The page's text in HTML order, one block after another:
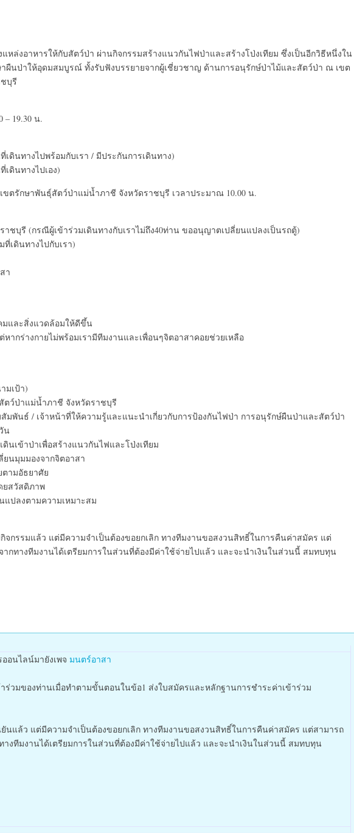
หล่งอาหารให้กับสัตว์ป่า ผ่านกิจกรรมสร้างแนวกันไฟป่าและสร้างโป่งเทียม ซึ่งเป็นอีกวิธีหนึ่งใน
ผืนป่าให้อุดมสมบูรณ์ ทั้งรับฟังบรรยายจากผู้เชี่ยวชาญ ด้านการอนุรักษ์ป่าไม้และสัตว์ป่า ณ เขต
บุรี
– 19.30 น.
ดินทางไปพร้อมกับเรา / มีประกันการเดินทาง)
ดินทางไปเอง)
ขตรักษาพันธุ์สัตว์ป่าแม่น้ำภาชี จังหวัดราชบุรี เวลาประมาณ 10.00 น.
าชบุรี (กรณีผู้เข้าร่วมเดินทางกับเราไม่ถึง40ท่าน ขออนุญาตเปลี่ยนแปลงเป็นรถตู้)
ที่เดินทางไปกับเรา)
า
มและสิ่งแวดล้อมให้ดีขึ้น
ากร่างกายไม่พร้อมเรามีทีมงานและเพื่อนๆจิตอาสาคอยช่วยเหลือ
มเป้า)
ตว์ป่าแม่น้ำภาชี จังหวัดราชบุรี
สัมพันธ์ / เจ้าหน้าที่ให้ความรู้และแนะนำเกี่ยวกับการป้องกันไฟป่า การอนุรักษ์ผืนป่าและสัตว์ป่า
น
ดินเข้าป่าเพื่อสร้างแนวกันไฟและโป่งเทียม
ยนมุมมองจากจิตอาสา
ตามอัธยาศัย
ยสวัสดิภาพ
แปลงตามความเหมาะสม
จกรรมแล้ว แต่มีความจำเป็นต้องขอยกเลิก ทางทีมงานขอสงวนสิทธิ์ในการคืนค่าสมัคร แต่
กทางทีมงานได้เตรียมการในส่วนที่ต้องมีค่าใช้จ่ายไปแล้ว และจะนำเงินในส่วนนี้ สมทบทุน
อนไลน์มายังเพจ มนตร์อาสา
ร่วมของท่านเมื่อทำตามขั้นตอนในข้อ1 ส่งใบสมัครและหลักฐานการชำระค่าเข้าร่วม
นแล้ว แต่มีความจำเป็นต้องขอยกเลิก ทางทีมงานขอสงวนสิทธิ์ในการคืนค่าสมัคร แต่สามารถ
งทีมงานได้เตรียมการในส่วนที่ต้องมีค่าใช้จ่ายไปแล้ว และจะนำเงินในส่วนนี้ สมทบทุน